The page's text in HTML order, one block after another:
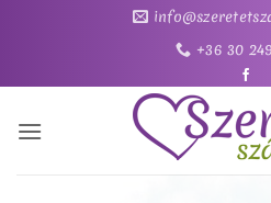
+36 30